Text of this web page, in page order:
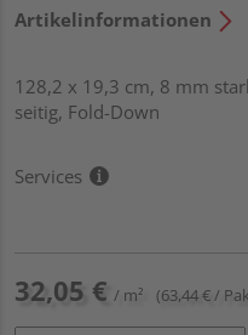
Artikelinformationen
128,2 x 19,3 cm, 8 mm
seitig, Fold-Down
Services
32,05 € / m² (63,44 € /